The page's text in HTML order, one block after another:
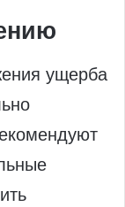
ущерба